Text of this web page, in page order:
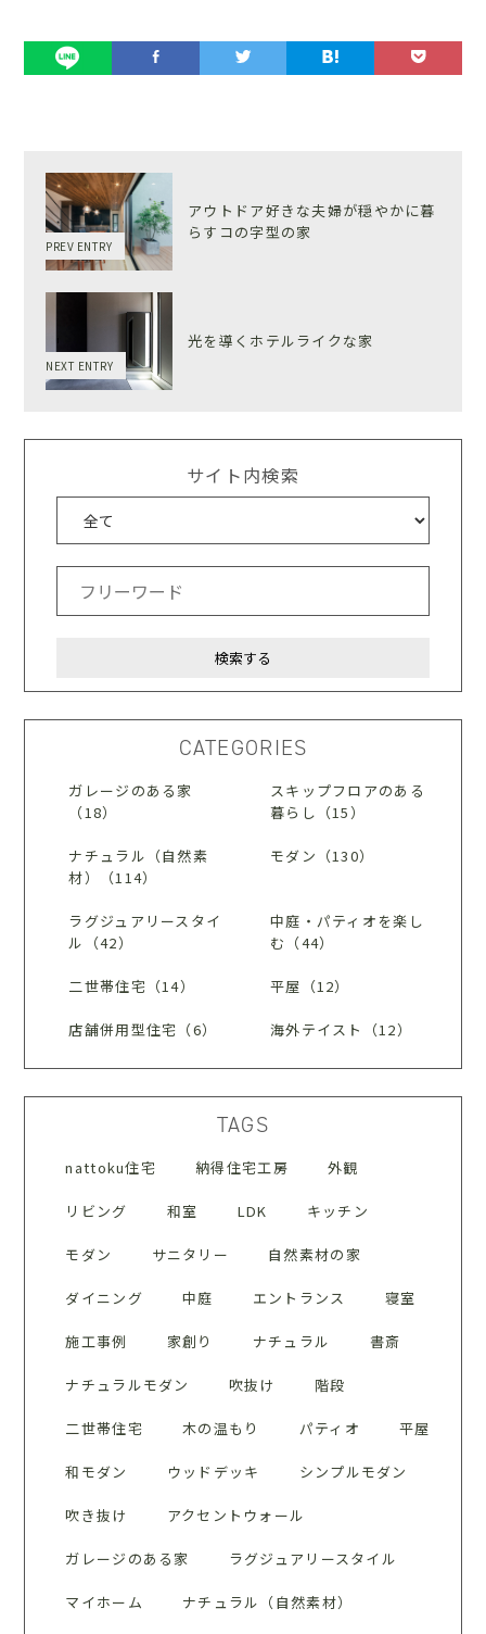
PREV ENTRY
アウトドア好きな夫婦が穏やかに暮
らすコの字型の家
NEXT ENTRY
光を導くホテルライクな家
サイト内検索
CATEGORIES
ガレージのある家
（18）
スキップフロアのある
暮らし（15）
ナチュラル（自然素
材）（114）
モダン（130）
ラグジュアリースタイ
ル（42）
中庭・パティオを楽し
む（44）
二世帯住宅（14） 平屋（12）
店舗併用型住宅（6） 海外テイスト（12）
TAGS
nattoku住宅 納得住宅工房 外観
リビング 和室 LDK キッチン
モダン サニタリー 自然素材の家
ダイニング 中庭 エントランス 寝室
施工事例 家創り ナチュラル 書斎
ナチュラルモダン 吹抜け 階段
二世帯住宅 木の温もり パティオ 平屋
和モダン ウッドデッキ シンプルモダン
吹き抜け アクセントウォール
ガレージのある家 ラグジュアリースタイル
マイホーム ナチュラル（自然素材）